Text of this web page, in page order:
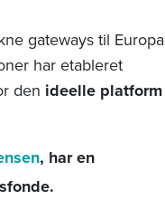
gateways til Europa
har etableret
den ideelle platform
, har en
.